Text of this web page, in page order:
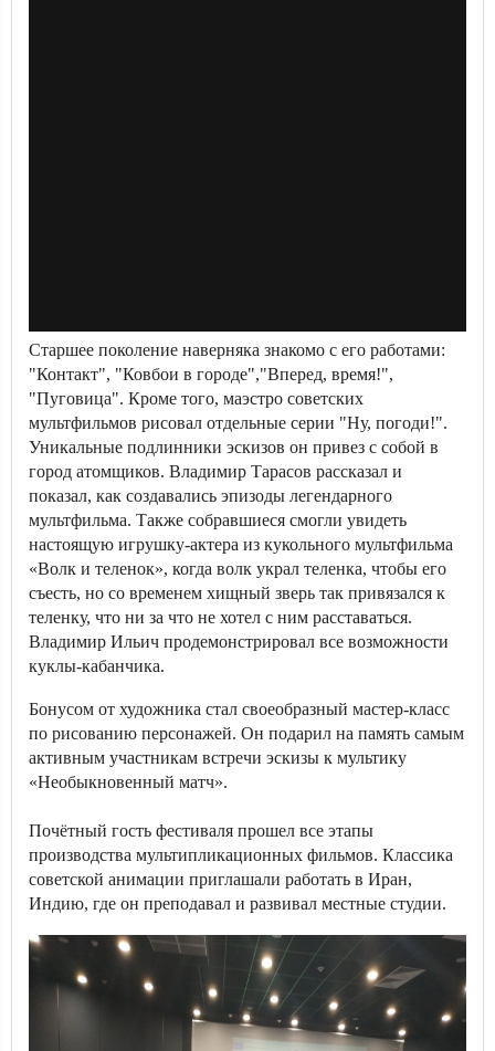
Старшее поколение наверняка знакомо с его работами:
"Контакт", "Ковбои в городе","Вперед, время!",
"Пуговица". Кроме того, маэстро советских
мультфильмов рисовал отдельные серии "Ну, погоди!".
Уникальные подлинники эскизов он привез с собой в
город атомщиков. Владимир Тарасов рассказал и
показал, как создавались эпизоды легендарного
мультфильма. Также собравшиеся смогли увидеть
настоящую игрушку-актера из кукольного мультфильма
«Волк и теленок», когда волк украл теленка, чтобы его
съесть, но со временем хищный зверь так привязался к
теленку, что ни за что не хотел с ним расставаться.
Владимир Ильич продемонстрировал все возможности
куклы-кабанчика.
Бонусом от художника стал своеобразный мастер-класс
по рисованию персонажей. Он подарил на память самым
активным участникам встречи эскизы к мультику
«Необыкновенный матч».
Почётный гость фестиваля прошел все этапы
производства мультипликационных фильмов. Классика
советской анимации приглашали работать в Иран,
Индию, где он преподавал и развивал местные студии.